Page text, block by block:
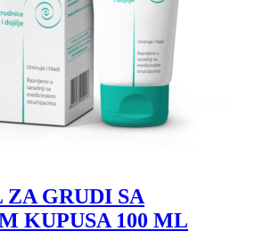
ZA GRUDI SA
KUPUSA 100 ML